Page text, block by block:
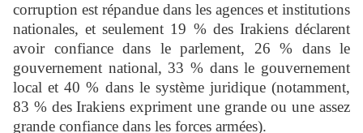
corruption est répandue dans les agences et institutions
nationales, et seulement 19 % des Irakiens déclarent
avoir confiance dans le parlement, 26 % dans le
gouvernement national, 33 % dans le gouvernement
local et 40 % dans le système juridique (notamment,
83 % des Irakiens expriment une grande ou une assez
grande confiance dans les forces armées).